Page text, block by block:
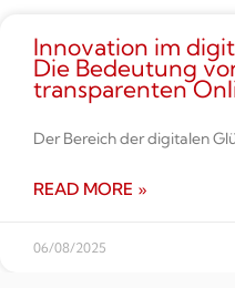
Innovation im
Die Bedeutung
transparenten
Der Bereich der digitalen
READ MORE »
06/08/2025